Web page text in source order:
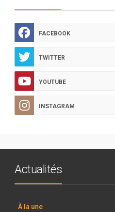
FACEBOOK
TWITTER
YOUTUBE
INSTAGRAM
Actualités
À la une